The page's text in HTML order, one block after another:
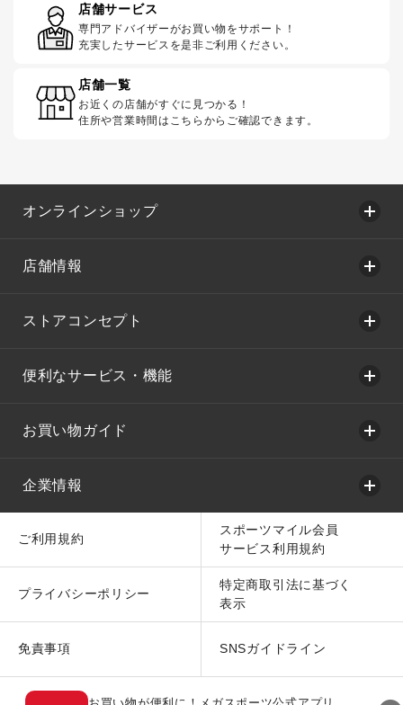
店舗サービス
専門アドバイザーがお買い物をサポート！
充実したサービスを是非ご利用ください。
店舗一覧
お近くの店舗がすぐに見つかる！
住所や営業時間はこちらからご確認できます。
オンラインショップ
店舗情報
ストアコンセプト
便利なサービス・機能
お買い物ガイド
企業情報
ご利用規約
スポーツマイル会員
サービス利用規約
プライバシーポリシー
特定商取引法に基づく
表示
免責事項 SNSガイドライン